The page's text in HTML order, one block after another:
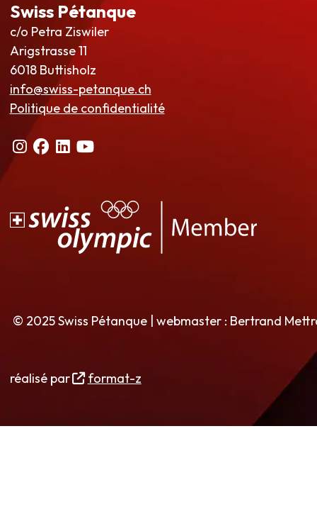
Swiss Pétanque
c/o Petra Ziswiler
Arigstrasse 11
6018 Buttisholz
info@swiss-petanque.ch
Politique de confidentialité
© 2025 Swiss Pétanque | webmaster : Bertrand
réalisé par format-z